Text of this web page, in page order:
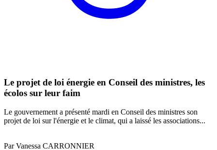
Le projet de loi énergie en Conseil des ministres, les
écolos sur leur faim
Le gouvernement a présenté mardi en Conseil des ministres son
projet de loi sur l'énergie et le climat, qui a laissé les associations...
Par Vanessa CARRONNIER